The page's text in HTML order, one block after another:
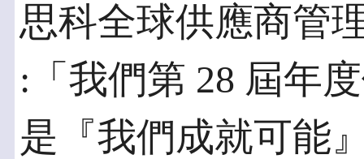
思科全球供應商管
:「我們第 28 屆年
是『我們成就可能